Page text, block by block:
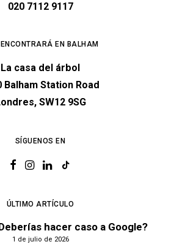
020 7112 9117
EN BALHAM
La casa del árbol
Balham Station Road
SW12 9SG
SÍGUENOS EN
ÚLTIMO ARTÍCULO
hacer caso a Google?
1 de julio de 2026